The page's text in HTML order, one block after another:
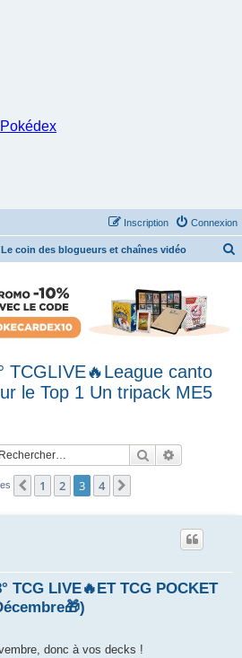
Connexion
Inscription
Le coin des blogueurs et chaînes vidéo
TCGLIVE🔥League canto
le Top 1 Un tripack ME5
Rechercher
Précédent
1 2 3 4
TCG LIVE🔥ET TCG POCKET
donc à vos decks !